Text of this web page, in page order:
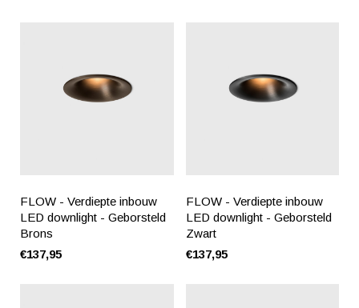
FLOW - Verdiepte inbouw
LED downlight - Geborsteld
Brons
€137,95
FLOW - Verdiepte inbouw
LED downlight - Geborsteld
Zwart
€137,95